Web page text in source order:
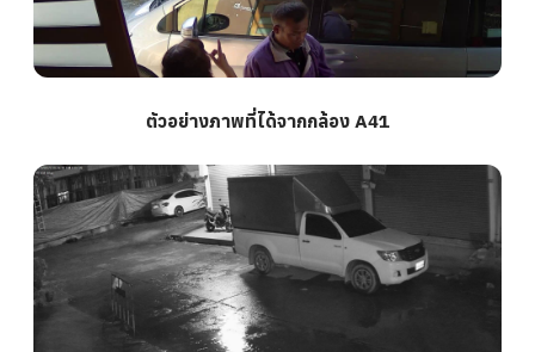
ตัวอย่างภาพที่ได้จากกล้อง A41